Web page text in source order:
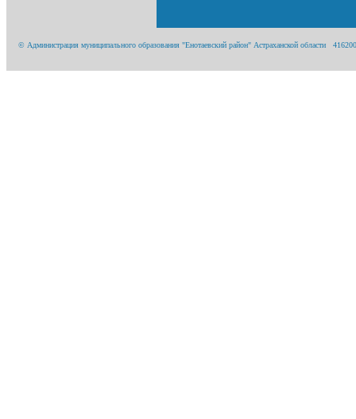
© Администрация муниципального образования "Енотаевский район" Астраханской области